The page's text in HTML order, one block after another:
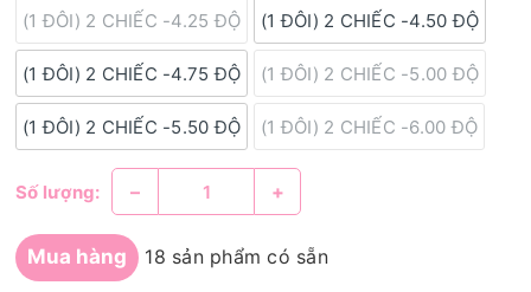
(1 ĐÔI) 2 CHIẾC -4.25 ĐỘ (1 ĐÔI) 2 CHIẾC -4.50 ĐỘ
(1 ĐÔI) 2 CHIẾC -4.75 ĐỘ (1 ĐÔI) 2 CHIẾC -5.00 ĐỘ
(1 ĐÔI) 2 CHIẾC -5.50 ĐỘ (1 ĐÔI) 2 CHIẾC -6.00 ĐỘ
Số lượng: – +
Mua hàng 18 sản phẩm có sẵn